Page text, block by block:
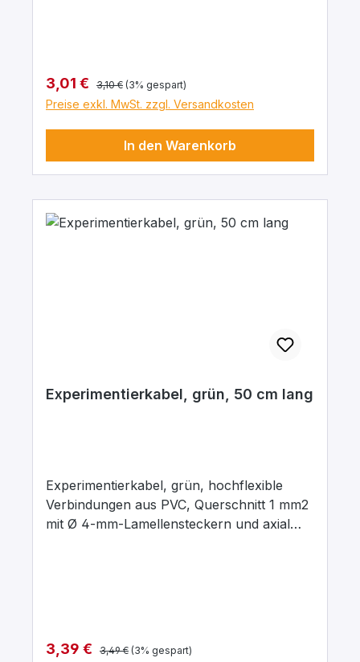
mΩ. Arbeitstemperatur -10 … + 70°C.
Verkaufspreis:
3,01 € Regulärer Preis:
3,10 € (3% gespart)
Preise exkl. MwSt. zzgl. Versandkosten
In den Warenkorb
Experimentierkabel, grün, 50 cm lang
Experimentierkabel, grün, hochflexible
Verbindungen aus PVC, Querschnitt 1 mm2
mit Ø 4-mm-Lamellensteckern und axial
mΩ. Arbeitstemperatur -10 … + 70°C.
Verkaufspreis:
3,39 € Regulärer Preis:
3,49 € (3% gespart)